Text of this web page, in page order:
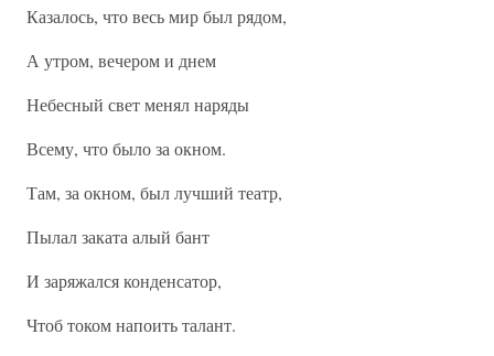
Казалось, что весь мир был рядом,
А утром, вечером и днем
Небесный свет менял наряды
Всему, что было за окном.
Там, за окном, был лучший театр,
Пылал заката алый бант
И заряжался конденсатор,
Чтоб током напоить талант.